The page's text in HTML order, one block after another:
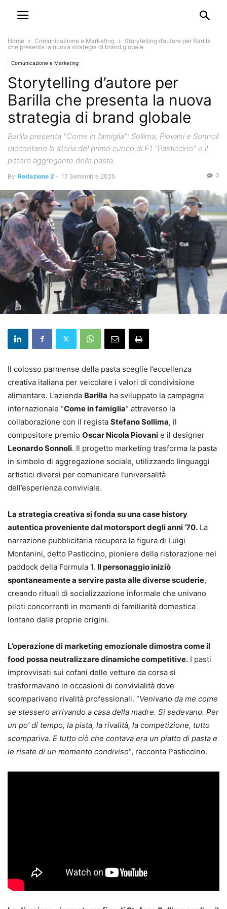
Home Comunicazione e Marketing
Storytelling d’autore per Barilla
che presenta la nuova strategia di brand globale
Comunicazione e Marketing
Storytelling d’autore per
Barilla che presenta la nuova
strategia di brand globale
Barilla presenta "Come in famiglia": Sollima, Piovani e Sonnoli
raccontano la storia del primo cuoco di F1 "Pasticcino" e il
potere aggregante della pasta.
By Redazione 2 - 17 Settembre 2025 0
Il colosso parmense della pasta sceglie l’eccellenza
creativa italiana per veicolare i valori di condivisione
alimentare. L’azienda Barilla ha sviluppato la campagna
internazionale “Come in famiglia” attraverso la
collaborazione con il regista Stefano Sollima, il
compositore premio Oscar Nicola Piovani e il designer
Leonardo Sonnoli. Il progetto marketing trasforma la pasta
in simbolo di aggregazione sociale, utilizzando linguaggi
artistici diversi per comunicare l’universalità
dell’esperienza conviviale.
La strategia creativa si fonda su una case history
autentica proveniente dal motorsport degli anni ’70. La
narrazione pubblicitaria recupera la figura di Luigi
Montanini, detto Pasticcino, pioniere della ristorazione nel
paddock della Formula 1. Il personaggio iniziò
spontaneamente a servire pasta alle diverse scuderie,
creando rituali di socializzazione informale che univano
piloti concorrenti in momenti di familiarità domestica
lontano dalle proprie origini.
L’operazione di marketing emozionale dimostra come il
food possa neutralizzare dinamiche competitive. I pasti
improvvisati sui cofani delle vetture da corsa si
trasformavano in occasioni di convivialità dove
scomparivano rivalità professionali. “Venivano da me come
se stessero arrivando a casa della madre. Si sedevano. Per
un po’ di tempo, la pista, la rivalità, la competizione, tutto
scompariva. E tutto ciò che contava era un piatto di pasta e
le risate di un momento condiviso“, racconta Pasticcino.